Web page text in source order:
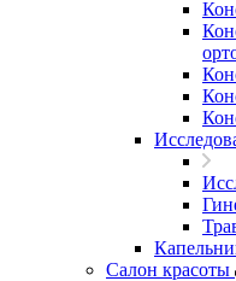
Салон красоты